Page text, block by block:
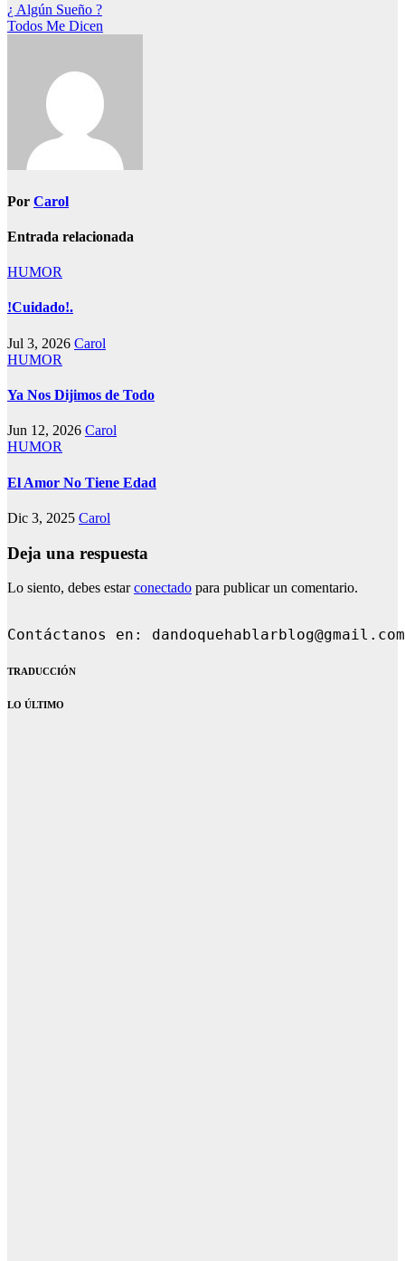
Navegación
de
¿ Algún Sueño ?
Todos Me Dicen
Por Carol
Entrada relacionada
HUMOR
!Cuidado!.
Jul 3, 2026 Carol
HUMOR
Ya Nos Dijimos de Todo
Jun 12, 2026 Carol
HUMOR
El Amor No Tiene Edad
Dic 3, 2025 Carol
Deja una respuesta
Lo siento, debes estarconectado para publicar un comentario.
Contáctanos en: dandoqueha
TRADUCCIÓN
LO ÚLTIMO